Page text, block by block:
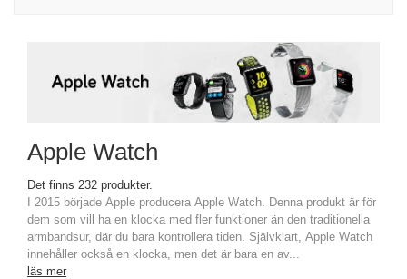
Apple Watch
Det finns 232 produkter.
I 2015 började Apple producera Apple Watch. Denna produkt är för
dem som vill ha en klocka med fler funktioner än den traditionella
armbandsur, där du bara kontrollera tiden. Självklart, Apple Watch
innehåller också en klocka, men det är bara en av...
läs mer